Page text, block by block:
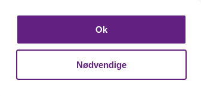
Ok
Nødvendige